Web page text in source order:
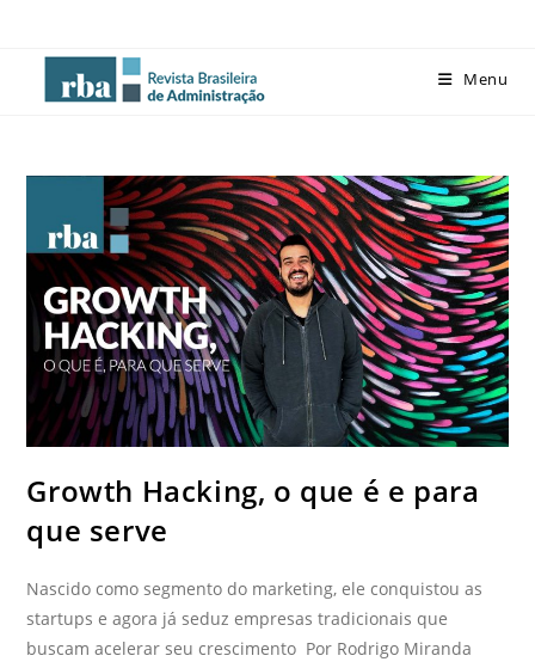
Menu
Growth Hacking, o que é e para
que serve
Nascido como segmento do marketing, ele conquistou as
startups e agora já seduz empresas tradicionais que
buscam acelerar seu crescimento Por Rodrigo Miranda